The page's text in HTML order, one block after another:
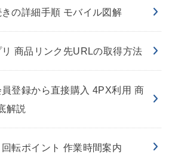
の詳細手順 モバイル図解
商品リンク先URLの取得方法
登録から直接購入 4PX利用 商
解説
転ポイント 作業時間案内